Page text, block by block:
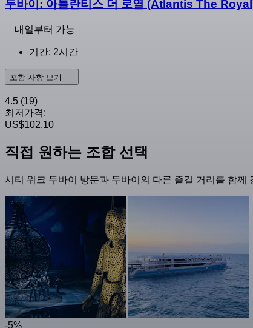
두바이: 아틀란티스 더 로열 (Atlantis The
내일부터 가능
기간: 2시간
포함 사항 보기
4.5 (19)
최저가격:
US$102.10
직접 원하는 조합 선택
시티 워크 두바이 방문과 두바이의 다른 즐길 거리를 함
-5%